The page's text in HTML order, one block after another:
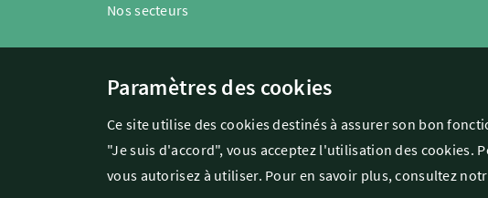
Nos secteurs
Paramètres des cookies
Ce site utilise des cookies destinés à assurer son bon
"Je suis d'accord", vous acceptez l'utilisation des cookies.
vous autorisez à utiliser. Pour en savoir plus, consultez